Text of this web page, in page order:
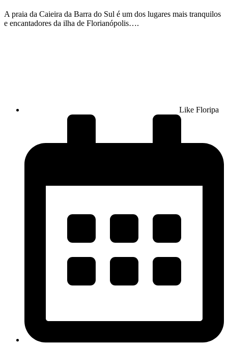
A praia da Caieira da Barra do Sul é um dos lugares mais tranquilos
e encantadores da ilha de Florianópolis….
Like Floripa